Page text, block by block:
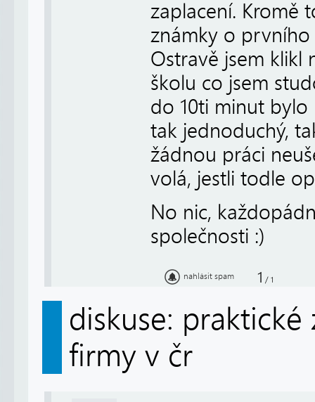
zaplacení. Kromě
známky o
Ostravě jsem klikl
školu co jsem
do 10ti minut bylo
tak jednoduchý,
žádnou práci
volá, jestli todle
No nic,
společnosti :)
nahlásit spam 1 / 1
diskuse:
firmy v čr